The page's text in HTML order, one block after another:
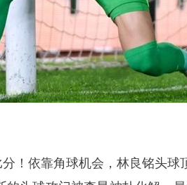
！依靠角球机会，林良铭头球